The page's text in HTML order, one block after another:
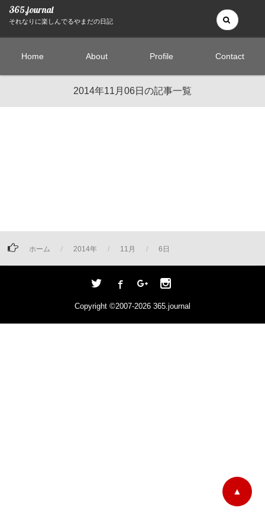
365.journal
それなりに楽しんでるやまだの日記
Home About Profile Contact
2014年11月06日の記事一覧
ホーム 2014年 11月 6日
Copyright ©2007-2026 365.journal
▲